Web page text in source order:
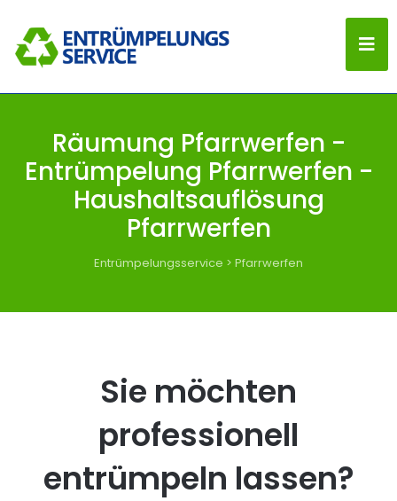
Räumung Pfarrwerfen -
Entrümpelung Pfarrwerfen -
Haushaltsauflösung
Pfarrwerfen
Entrümpelungsservice > Pfarrwerfen
Sie möchten
professionell
entrümpeln lassen?